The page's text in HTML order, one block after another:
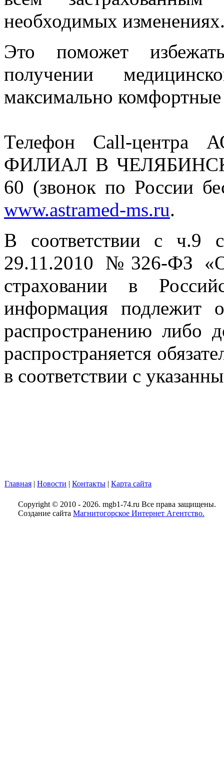
необходимых
Это поможет
получении
максимально
Телефон Call-
ФИЛИАЛ В
60 (звонок по России
www.astramed-ms.ru.
В соответствии с ч.9
29.11.2010 №326-ФЗ
страховании в
информация подлежит
распространению либо
распространяется
в соответствии с
Главная | Новости | Контакты | Карта сайта
Copyright © 2010 - 2026. mgb1-74.ru Все права защищены.
Создание сайта Магнитогорское Интернет Агентство.